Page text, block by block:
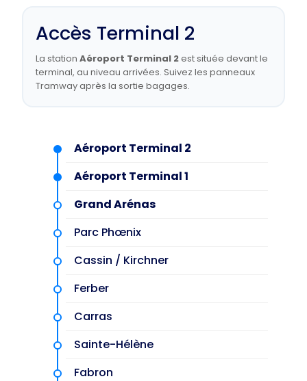
Accès Terminal 2
La station Aéroport Terminal 2est située devant le
terminal, au niveau arrivées. Suivez les panneaux
Tramway après la sortie bagages.
Aéroport Terminal 2
Aéroport Terminal 1
Grand Arénas
Parc Phœnix
Cassin / Kirchner
Ferber
Carras
Sainte-Hélène
Fabron